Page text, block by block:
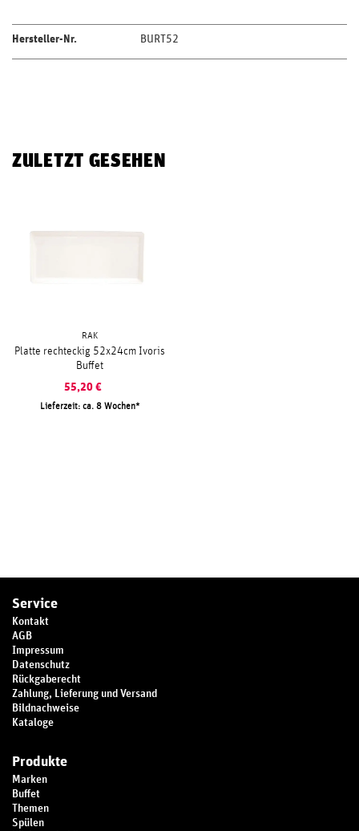
Hersteller-Nr. BURT52
ZULETZT GESEHEN
RAK
Platte rechteckig 52x24cm Ivoris
Buffet
55,20 €
Lieferzeit: ca. 8 Wochen
Service
Kontakt
AGB
Impressum
Datenschutz
Rückgaberecht
Zahlung, Lieferung und Versand
Bildnachweise
Kataloge
Produkte
Marken
Buffet
Themen
Spülen